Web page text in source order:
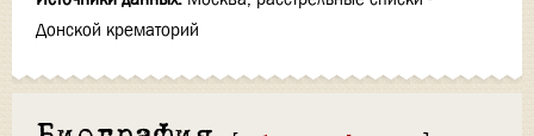
Донской крематорий